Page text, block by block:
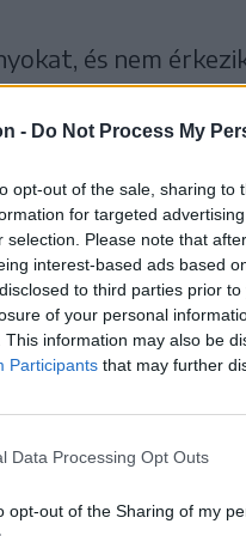
- Do Not Process My
opt-out of the sale, sharing
for targeted
selection. Please note that
interest-based ads based
to third parties prior
of your personal
This information may also be
Participants that may further
Data Processing Opt Outs
opt-out of the Sharing of my
és nem
első alkalommal